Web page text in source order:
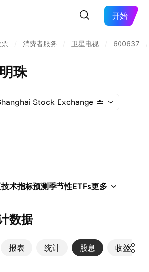
开始
票 消费者服务 卫星电视 600637
珠
Stock Exchange
技术指标预测季节性ETFs更多
数据
报表 统计 股息 收益